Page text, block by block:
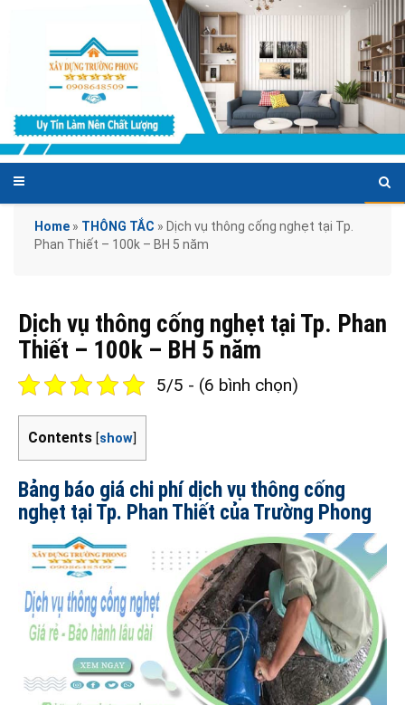
Home » THÔNG TẮC » Dịch vụ thông cống nghẹt tại Tp.
Phan Thiết – 100k – BH 5 năm
Dịch vụ thông cống nghẹt tại Tp. Phan
Thiết – 100k – BH 5 năm
5/5 - (6 bình chọn)
Contents [show]
Bảng báo giá chi phí dịch vụ thông cống
nghẹt tại Tp. Phan Thiết của Trường Phong